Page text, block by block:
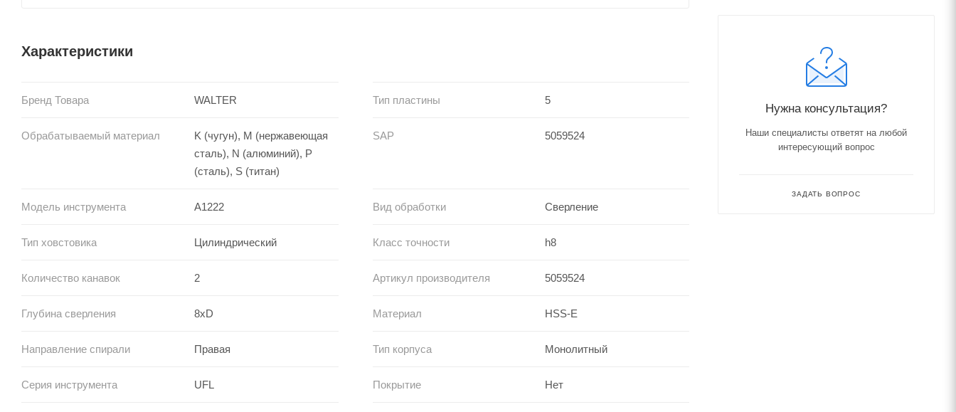
Характеристики
Бренд Товара WALTER Тип пластины 5
Обрабатываемый материал
K (чугун), M (нержавеющая
сталь), N (алюминий), P
(сталь), S (титан)
SAP 5059524
Модель инструмента A1222 Вид обработки Сверление
Тип ховстовика Цилиндрический Класс точности h8
Количество канавок 2 Артикул производителя 5059524
Глубина сверления 8xD Материал HSS-E
Направление спирали Правая Тип корпуса Монолитный
Серия инструмента UFL Покрытие Нет
Нужна консультация?
Наши специалисты ответят на любой
интересующий вопрос
ЗАДАТЬ ВОПРОС